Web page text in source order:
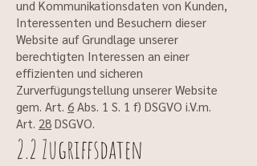
und Kommunikationsdaten von Kunden,
Interessenten und Besuchern dieser
Website auf Grundlage unserer
berechtigten Interessen an einer
effizienten und sicheren
Zurverfügungstellung unserer Website
gem. Art. 6 Abs. 1 S. 1 f) DSGVO i.V.m.
Art. 28 DSGVO.
2.2 Zugriffsdaten